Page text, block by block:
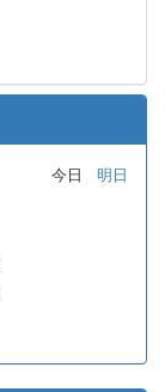
今日 明日